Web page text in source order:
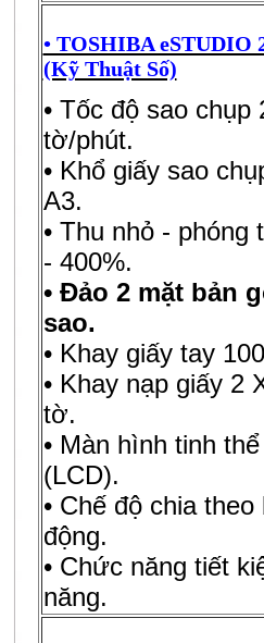
• TOSHIBA eSTUDIO
(Kỹ Thuật Số)
• Tốc độ sao chụp
tờ/phút.
• Khổ giấy sao
A3.
• Thu nhỏ - phóng
- 400%.
• Đảo 2 mặt bản
sao.
• Khay giấy tay
• Khay nạp giấy 2
tờ.
• Màn hình tinh
(LCD).
• Chế độ chia
động.
• Chức năng tiết
năng.